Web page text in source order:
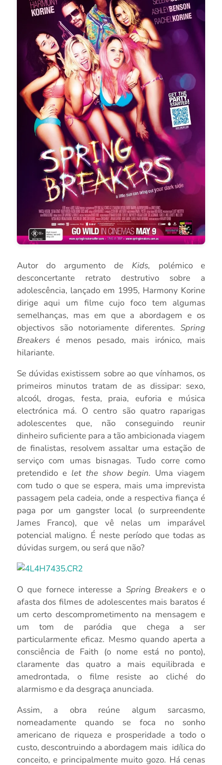
Autor do argumento de Kids, polémico e
desconcertante retrato destrutivo sobre a
adolescência, lançado em 1995, Harmony Korine
dirige aqui um filme cujo foco tem algumas
semelhanças, mas em que a abordagem e os
objectivos são notoriamente diferentes.Spring
Breakersé menos pesado, mais irónico, mais
hilariante.
Se dúvidas existissem sobre ao que vínhamos, os
primeiros minutos tratam de as dissipar: sexo,
alcoól, drogas, festa, praia, euforia e música
electrónica má. O centro são quatro raparigas
adolescentes que, não conseguindo reunir
dinheiro suficiente para a tão ambicionada viagem
de finalistas, resolvem assaltar uma estação de
serviço com umas bisnagas. Tudo corre como
pretendido e let the show begin. Uma viagem
com tudo o que se espera, mais uma imprevista
passagem pela cadeia, onde a respectiva fiança é
paga por um gangster local (o surpreendente
James Franco), que vê nelas um imparável
potencial maligno. É neste período que todas as
dúvidas surgem, ou será que não?
O que fornece interesse a Spring Breakers e o
afasta dos filmes de adolescentes mais baratos é
um certo descomprometimento na mensagem e
um tom de paródia que chega a ser
particularmente eficaz. Mesmo quando aperta a
consciência de Faith (o nome está no ponto),
claramente das quatro a mais equilibrada e
amedrontada, o filme resiste ao cliché do
alarmismo e da desgraça anunciada.
Assim, a obra reúne algum sarcasmo,
nomeadamente quando se foca no sonho
americano de riqueza e prosperidade a todo o
custo, descontruindo a abordagem mais idílica do
conceito, e principalmente muito gozo. Há cenas